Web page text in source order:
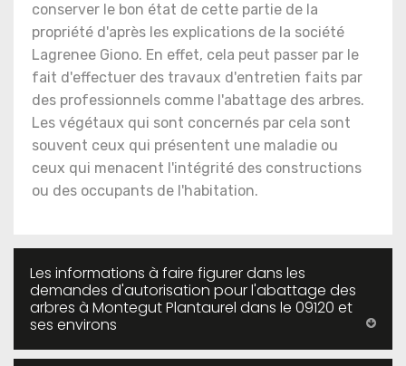
conserver le bon état de cette partie de la
propriété d'après les explications de la société
Lagrenee Giono. En effet, cela peut passer par le
fait d'effectuer des travaux d'entretien faits par
des professionnels comme l'abattage des arbres.
Les végétaux qui sont concernés par cela sont
souvent ceux qui présentent une maladie ou
ceux qui menacent l'intégrité des constructions
ou des occupants de l'habitation.
Les informations à faire figurer dans les
demandes d'autorisation pour l'abattage des
arbres à Montegut Plantaurel dans le 09120 et
ses environs